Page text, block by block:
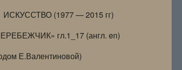
ИСКУССТВО (1977 — 2015 гг)
гл.1_17 (англ. en)
Е.Валентиновой)